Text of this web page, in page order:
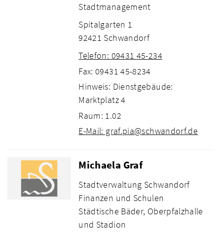
Stadtmanagement
Spitalgarten 1
92421 Schwandorf
Telefon: 09431 45-234
Fax: 09431 45-8234
Hinweis: Dienstgebäude:
Marktplatz 4
Raum: 1.02
E-Mail: graf.pia@schwandorf.de
Michaela Graf
Stadtverwaltung Schwandorf
Finanzen und Schulen
Städtische Bäder, Oberpfalzhalle
und Stadion